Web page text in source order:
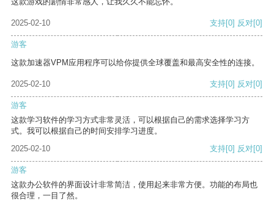
2025-02-10 支持[0] 反对[0]
游客
这款加速器VPM应用程序可以给你提供全球覆盖和最高安全性的连接。
2025-02-10 支持[0] 反对[0]
游客
这款学习软件的学习方式非常灵活，可以根据自己的需求选择学习方
式。我可以根据自己的时间安排学习进度。
2025-02-10
支持[0] 反对[0]
游客
这款办公软件的界面设计非常简洁，使用起来非常方便。功能的布局也
很合理，一目了然。